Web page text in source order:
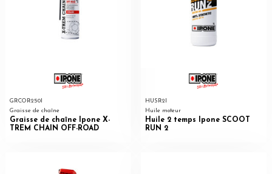
GRCOR250I
Graisse de chaîne
Graisse de chaîne Ipone X-
TREM CHAIN OFF-ROAD
HUSR2I
Huile moteur
Huile 2 temps Ipone SCOOT
RUN 2